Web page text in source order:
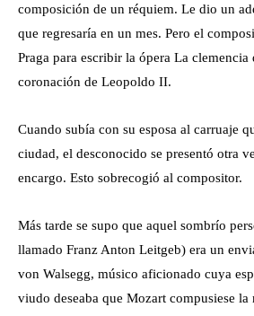
composición de un réquiem. Le dio un
que regresaría en un mes. Pero el
Praga para escribir la ópera La clemencia
coronación de Leopoldo II.
Cuando subía con su esposa al carruaje
ciudad, el desconocido se presentó otra
encargo. Esto sobrecogió al compositor.
Más tarde se supo que aquel sombrío
llamado Franz Anton Leitgeb) era un
von Walsegg, músico aficionado cuya
viudo deseaba que Mozart compusiese la